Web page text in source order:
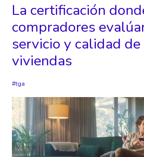
La certificación
compradores
servicio y calidad
viviendas
tga